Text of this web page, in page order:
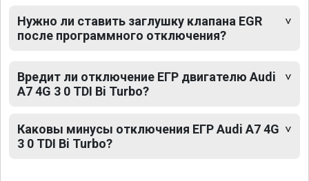
Нужно ли ставить заглушку клапана EGR
после программного отключения?
Вредит ли отключение ЕГР двигателю Audi
A7 4G 3 0 TDI Bi Turbo?
Каковы минусы отключения ЕГР Audi A7 4G
3 0 TDI Bi Turbo?